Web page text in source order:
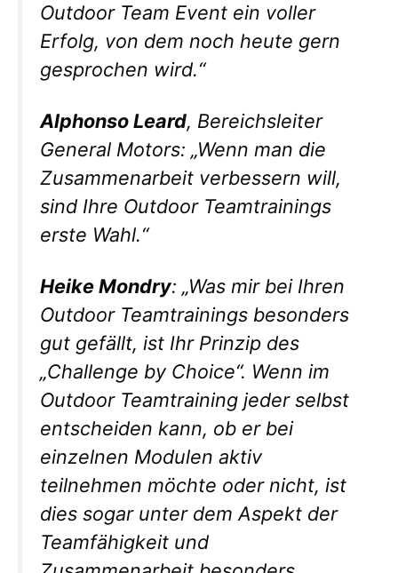
Outdoor Team Event ein voller
Erfolg, von dem noch heute gern
gesprochen wird.“
Alphonso Leard, Bereichsleiter
General Motors: „Wenn man die
Zusammenarbeit verbessern will,
sind Ihre Outdoor Teamtrainings
erste Wahl.“
Heike Mondry: „Was mir bei Ihren
Outdoor Teamtrainings besonders
gut gefällt, ist Ihr Prinzip des
„Challenge by Choice“. Wenn im
Outdoor Teamtraining jeder selbst
entscheiden kann, ob er bei
einzelnen Modulen aktiv
teilnehmen möchte oder nicht, ist
dies sogar unter dem Aspekt der
Teamfähigkeit und